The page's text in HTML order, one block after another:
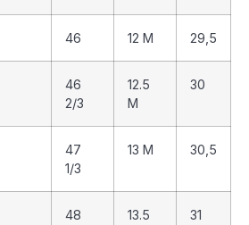
46 12 M 29,5
46
2/3
12.5
M
30
47
1/3
13 M 30,5
48
13.5
31